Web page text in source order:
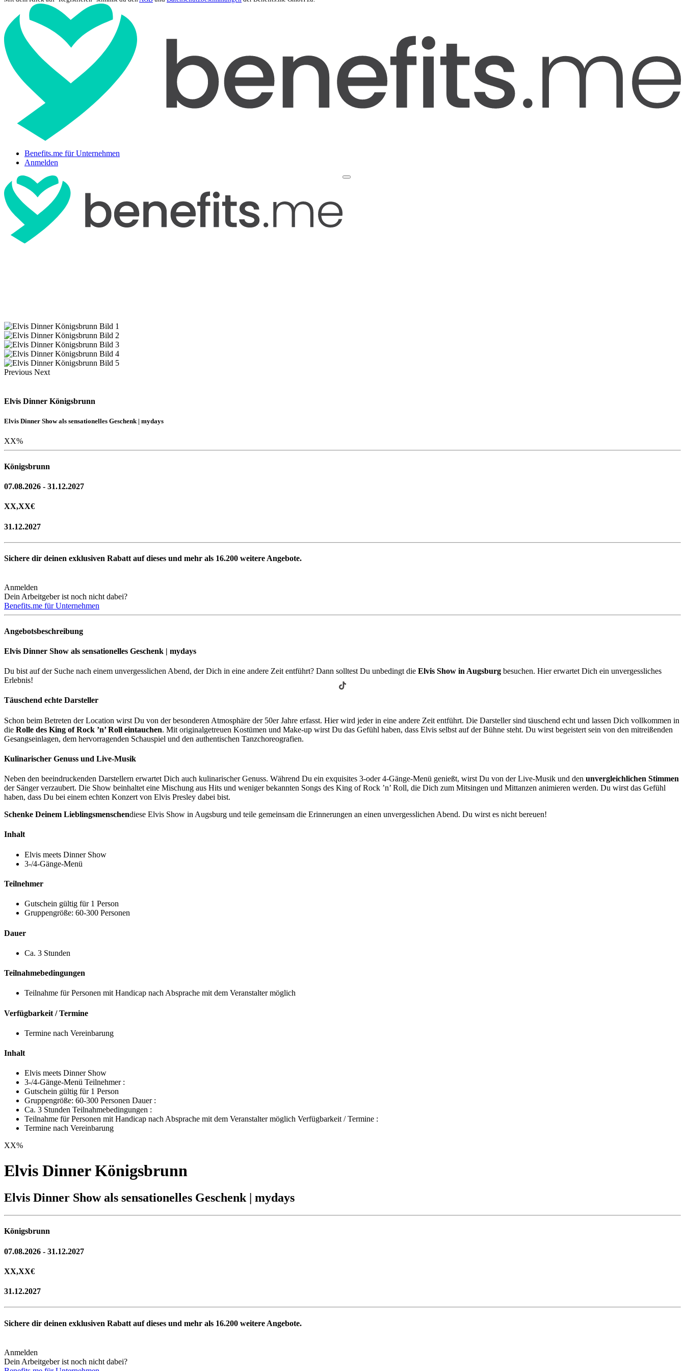
Benefits.me für Unternehmen
Anmelden
Previous Next
Elvis Dinner Königsbrunn
Elvis Dinner Show als sensationelles Geschenk | mydays
XX%
Königsbrunn
07.08.2026 - 31.12.2027
XX,XX€
31.12.2027
Sichere dir deinen exklusiven Rabatt auf dieses und mehr als 16.200 weitere Angebote.
Anmelden
Dein Arbeitgeber ist noch nicht dabei?
Benefits.me für Unternehmen
Angebotsbeschreibung
Elvis Dinner Show als sensationelles Geschenk | mydays
Du bist auf der Suche nach einem unvergesslichen Abend, der Dich in eine andere Zeit entführt? Dann solltest Du unbedingt die Elvis Show in Augsburg besuchen. Hier erwartet Dich ein unvergessliches
Erlebnis!
Täuschend echte Darsteller
Schon beim Betreten der Location wirst Du von der besonderen Atmosphäre der 50er Jahre erfasst. Hier wird jeder in eine andere Zeit entführt. Die Darsteller sind täuschend echt und lassen Dich vollkommen in
die Rolle des King of Rock ’n’ Roll eintauchen. Mit originalgetreuen Kostümen und Make-up wirst Du das Gefühl haben, dass Elvis selbst auf der Bühne steht. Du wirst begeistert sein von den mitreißenden
Gesangseinlagen, dem hervorragenden Schauspiel und den authentischen Tanzchoreografien.
Kulinarischer Genuss und Live-Musik
Neben den beeindruckenden Darstellern erwartet Dich auch kulinarischer Genuss. Während Du ein exquisites 3-oder 4-Gänge-Menü genießt, wirst Du von der Live-Musik und den unvergleichlichen Stimmen
der Sänger verzaubert. Die Show beinhaltet eine Mischung aus Hits und weniger bekannten Songs des King of Rock ’n’ Roll, die Dich zum Mitsingen und Mittanzen animieren werden. Du wirst das Gefühl
haben, dass Du bei einem echten Konzert von Elvis Presley dabei bist.
Schenke Deinem Lieblingsmenschendiese Elvis Show in Augsburg und teile gemeinsam die Erinnerungen an einen unvergesslichen Abend. Du wirst es nicht bereuen!
Inhalt
Elvis meets Dinner Show
3-/4-Gänge-Menü
Teilnehmer
Gutschein gültig für 1 Person
Gruppengröße: 60-300 Personen
Dauer
Ca. 3 Stunden
Teilnahmebedingungen
Teilnahme für Personen mit Handicap nach Absprache mit dem Veranstalter möglich
Verfügbarkeit / Termine
Termine nach Vereinbarung
Inhalt
Elvis meets Dinner Show
3-/4-Gänge-Menü Teilnehmer :
Gutschein gültig für 1 Person
Gruppengröße: 60-300 Personen Dauer :
Ca. 3 Stunden Teilnahmebedingungen :
Teilnahme für Personen mit Handicap nach Absprache mit dem Veranstalter möglich Verfügbarkeit / Termine :
Termine nach Vereinbarung
XX%
Elvis Dinner Königsbrunn
Elvis Dinner Show als sensationelles Geschenk | mydays
Königsbrunn
07.08.2026 - 31.12.2027
XX,XX€
31.12.2027
Sichere dir deinen exklusiven Rabatt auf dieses und mehr als 16.200 weitere Angebote.
Anmelden
Dein Arbeitgeber ist noch nicht dabei?